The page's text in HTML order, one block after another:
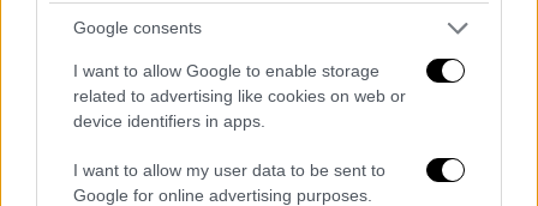
Google consents
I want to allow Google to enable storage
related to advertising like cookies on web or
device identifiers in apps.
I want to allow my user data to be sent to
Google for online advertising purposes.
Οι εργασίες υλοποιούνται με ιδιαίτερα
εργοταξίου